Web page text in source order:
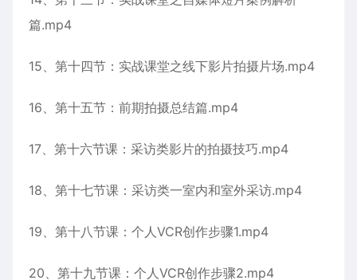
篇.mp4
15、第十四节：实战课堂之线下影片拍摄片场.mp4
16、第十五节：前期拍摄总结篇.mp4
17、第十六节课：采访类影片的拍摄技巧.mp4
18、第十七节课：采访类一室内和室外采访.mp4
19、第十八节课：个人VCR创作步骤1.mp4
20、第十九节课：个人VCR创作步骤2.mp4